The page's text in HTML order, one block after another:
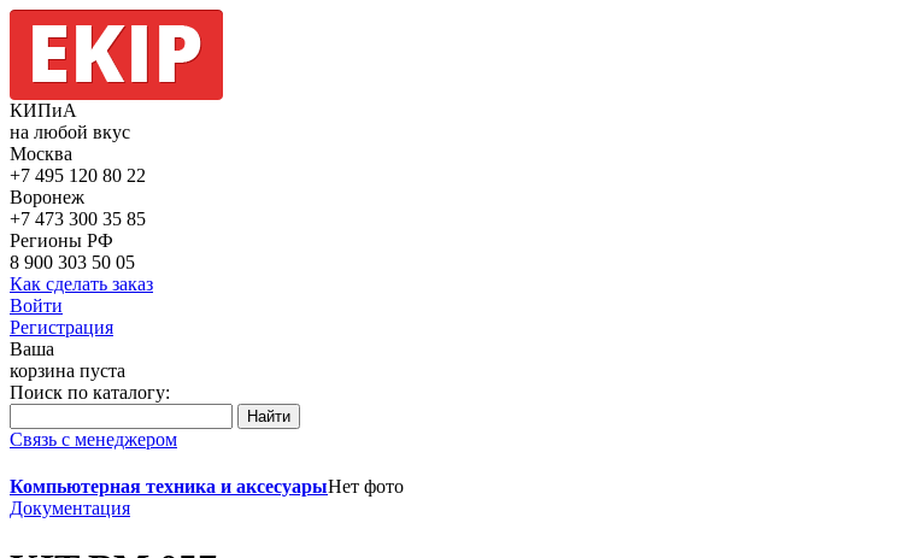
КИПиА
на любой вкус
Москва
+7 495 120 80 22
Воронеж
+7 473 300 35 85
Регионы РФ
8 900 303 50 05
Как сделать заказ
Войти
Регистрация
Ваша
корзина пуста
Поиск по каталогу:
Связь с менеджером
Компьютерная техника и аксесуарыНет фото
Документация